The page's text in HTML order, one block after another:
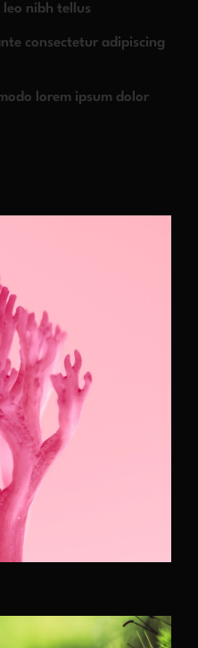
nibh tellus
consectetur adipiscing
lorem ipsum dolor